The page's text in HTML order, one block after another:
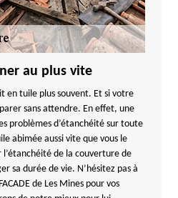
au plus vite
en tuile plus souvent. Et si votre
sans attendre. En effet, une
problèmes d’étanchéité sur toute
abimée aussi vite que vous le
de la couverture de
sa durée de vie. N’hésitez pas à
de Les Mines pour vos